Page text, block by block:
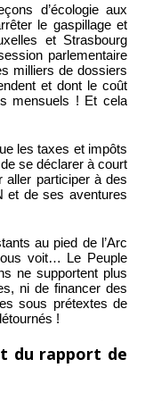
d’écologie aux
le gaspillage et
et Strasbourg
parlementaire
milliers de dossiers
et dont le coût
mensuels ! Et cela
les taxes et impôts
se déclarer à court
aller participer à des
et de ses aventures
au pied de l’Arc
voit… Le Peuple
ne supportent plus
ni de financer des
sous prétextes de
!
du rapport de